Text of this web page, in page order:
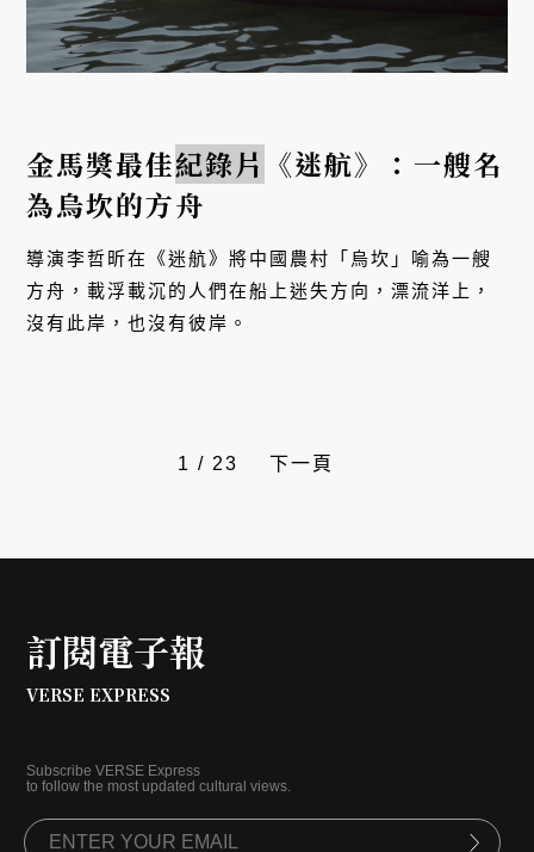
金馬獎最佳紀錄片 《迷航》：一艘名
為烏坎的方舟
導演李哲昕在《迷航》將中國農村「烏坎」喻為一艘
方舟，載浮載沉的人們在船上迷失方向，漂流洋上，
沒有此岸，也沒有彼岸。
1 / 23 下一頁
訂閱電子報
VERSE EXPRESS
Subscribe VERSE Express
to follow the most updated cultural views.